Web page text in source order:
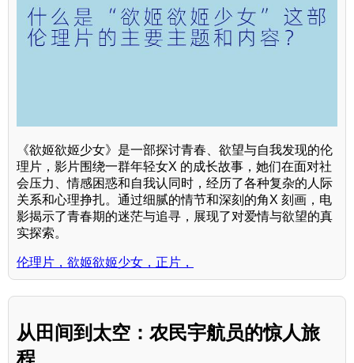
《欲姬欲姬少女》是一部探讨青春、欲望与自我发现的伦
理片，影片围绕一群年轻女X 的成长故事，她们在面对社
会压力、情感困惑和自我认同时，经历了各种复杂的人际
关系和心理挣扎。通过细腻的情节和深刻的角X 刻画，电
影揭示了青春期的迷茫与追寻，展现了对爱情与欲望的真
实探索。
伦理片，欲姬欲姬少女，正片，
从田间到太空：农民宇航员的惊人旅
程